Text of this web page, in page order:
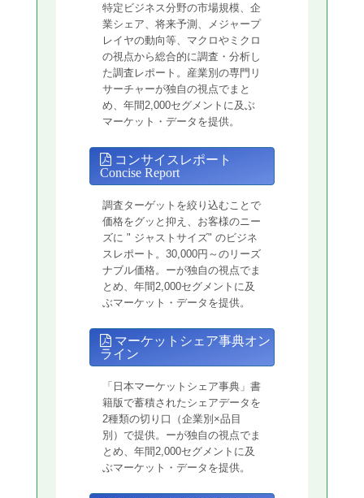
特定ビジネス分野の市場規模、企
業シェア、将来予測、メジャープ
レイヤの動向等、マクロやミクロ
の視点から総合的に調査・分析し
た調査レポート。産業別の専門リ
サーチャーが独自の視点でまと
め、年間2,000セグメントに及ぶ
マーケット・データを提供。
コンサイスレポート
Concise Report
調査ターゲットを絞り込むことで
価格をグッと抑え、お客様のニー
ズに " ジャストサイズ" のビジネ
スレポート。30,000円～のリーズ
ナブル価格。ーが独自の視点でま
とめ、年間2,000セグメントに及
ぶマーケット・データを提供。
マーケットシェア事典オン
ライン
「日本マーケットシェア事典」書
籍版で蓄積されたシェアデータを
2種類の切り口（企業別×品目
別）で提供。ーが独自の視点でま
とめ、年間2,000セグメントに及
ぶマーケット・データを提供。